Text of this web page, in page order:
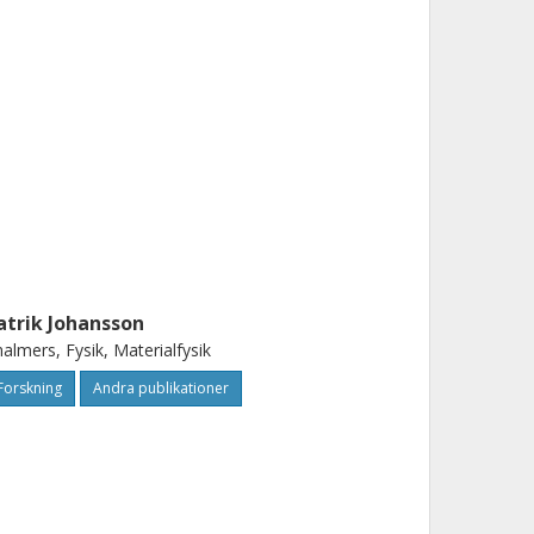
Johansson
Fysik, Materialfysik
Andra publikationer